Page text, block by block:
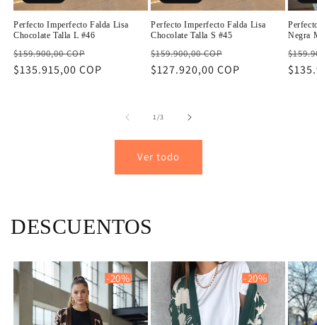
Perfecto Imperfecto Falda Lisa
Chocolate Talla L #46
Precio
habitual
$159.900,00 COP
de
$135.915,00 COP
Perfecto Imperfecto Falda Lisa
Chocolate Talla S #45
Precio
habitual
$159.900,00 COP
de
$127.920,00 COP
Negra
1/de
3
Ver todo
DESCUENTOS
-20% -20%